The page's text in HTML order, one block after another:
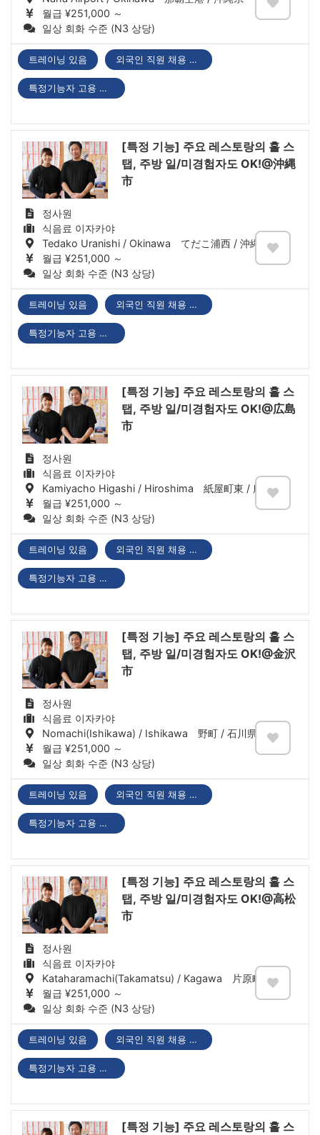
월급 ¥251,000 ～
일상 회화 수준 (N3 상당)
트레이닝 있음 외국인 직원 채용 실적 있음
특정기능자 고용 기업
[특정 기능] 주요 레스토랑의 홀 스
탭, 주방 일/미경험자도 OK!@沖縄
市
정사원
식음료 이자카야
Tedako Uranishi / Okinawa てだこ浦西 / 沖縄県
월급 ¥251,000 ～
일상 회화 수준 (N3 상당)
트레이닝 있음 외국인 직원 채용 실적 있음
특정기능자 고용 기업
[특정 기능] 주요 레스토랑의 홀 스
탭, 주방 일/미경험자도 OK!@広島
市
정사원
식음료 이자카야
Kamiyacho Higashi / Hiroshima 紙屋町東 / 広島県
월급 ¥251,000 ～
일상 회화 수준 (N3 상당)
트레이닝 있음 외국인 직원 채용 실적 있음
특정기능자 고용 기업
[특정 기능] 주요 레스토랑의 홀 스
탭, 주방 일/미경험자도 OK!@金沢
市
정사원
식음료 이자카야
Nomachi(Ishikawa) / Ishikawa 野町 / 石川県
월급 ¥251,000 ～
일상 회화 수준 (N3 상당)
트레이닝 있음 외국인 직원 채용 실적 있음
특정기능자 고용 기업
[특정 기능] 주요 레스토랑의 홀 스
탭, 주방 일/미경험자도 OK!@高松
市
정사원
식음료 이자카야
Kataharamachi(Takamatsu) / Kagawa 片原町(高松) / 香川県
월급 ¥251,000 ～
일상 회화 수준 (N3 상당)
트레이닝 있음 외국인 직원 채용 실적 있음
특정기능자 고용 기업
[특정 기능] 주요 레스토랑의 홀 스